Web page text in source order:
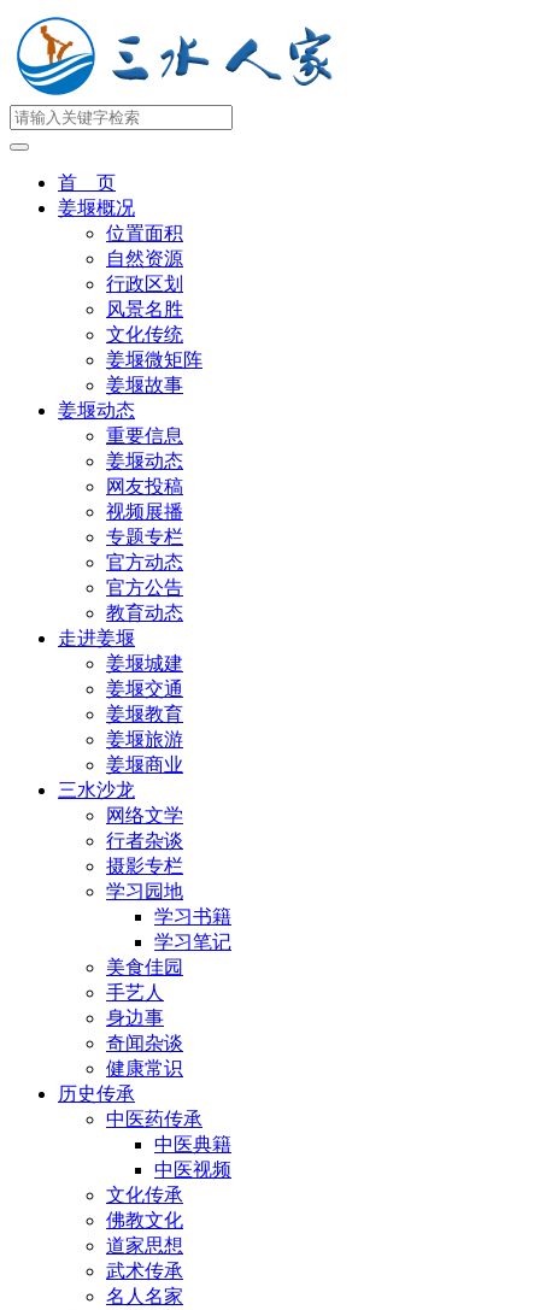
首 页
姜堰概况
位置面积
自然资源
行政区划
风景名胜
文化传统
姜堰微矩阵
姜堰故事
姜堰动态
重要信息
姜堰动态
网友投稿
视频展播
专题专栏
官方动态
官方公告
教育动态
走进姜堰
姜堰城建
姜堰交通
姜堰教育
姜堰旅游
姜堰商业
三水沙龙
网络文学
行者杂谈
摄影专栏
学习园地
学习书籍
学习笔记
美食佳园
手艺人
身边事
奇闻杂谈
健康常识
历史传承
中医药传承
中医典籍
中医视频
文化传承
佛教文化
道家思想
武术传承
名人名家